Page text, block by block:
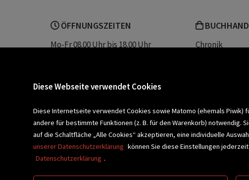
ÖFFNUNGSZEITEN
Mo-Fr 08.00 Uhr bis 18.00 Uhr
Sparkassenplatz 2
Chronik
BLEIBEN WIR IN KONTAKT! Newsletter
Diese Webseite verwendet Cookies
Diese Internetseite verwendet Cookies sowie Matomo (ehemals Piwik)
andere für bestimmte Funktionen (z. B. für den Warenkorb) notwendig.
auf die Schaltfläche „Alle Cookies“ akzeptieren, eine individuelle
unserer Datenschutzerklärung können Sie diese Einstellungen
Datenschutzerklärung .